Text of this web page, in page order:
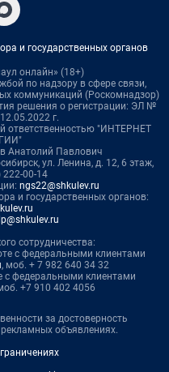
и государственных органов
онлайн» (18+)
по надзору в сфере связи,
коммуникаций (Роскомнадзор)
решения о регистрации: ЭЛ №
г.
ответственностью "ИНТЕРНЕТ
Анатолий Павлович
ул. Ленина, д. 12, 6 этаж,
222-00-14
ngs22@shkulev.ru
и государственных органов:
сотрудничества:
с федеральными клиентами
, моб. + 7 982 640 34 32
с федеральными клиентами
+7 910 402 4056
за достоверность
объявлениях.